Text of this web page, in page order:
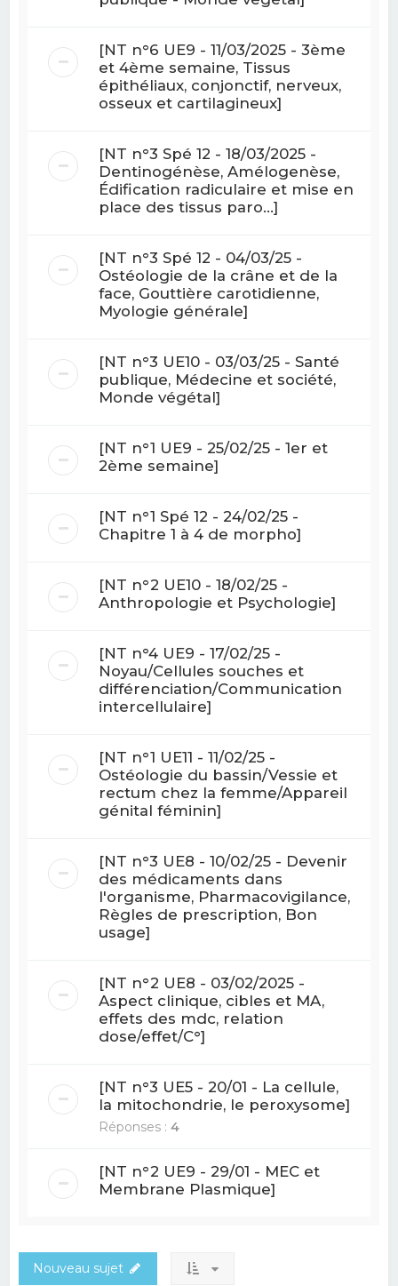
[NT n°6 UE9 - 11/03/2025 - 3ème
et 4ème semaine, Tissus
épithéliaux, conjonctif, nerveux,
osseux et cartilagineux]
[NT n°3 Spé 12 - 18/03/2025 -
Dentinogénèse, Amélogenèse,
Édification radiculaire et mise en
place des tissus paro...]
[NT n°3 Spé 12 - 04/03/25 -
Ostéologie de la crâne et de la
face, Gouttière carotidienne,
Myologie générale]
[NT n°3 UE10 - 03/03/25 - Santé
publique, Médecine et société,
Monde végétal]
[NT n°1 UE9 - 25/02/25 - 1er et
2ème semaine]
[NT n°1 Spé 12 - 24/02/25 -
Chapitre 1 à 4 de morpho]
[NT n°2 UE10 - 18/02/25 -
Anthropologie et Psychologie]
[NT n°4 UE9 - 17/02/25 -
Noyau/Cellules souches et
différenciation/Communication
intercellulaire]
[NT n°1 UE11 - 11/02/25 -
Ostéologie du bassin/Vessie et
rectum chez la femme/Appareil
génital féminin]
[NT n°3 UE8 - 10/02/25 - Devenir
des médicaments dans
l'organisme, Pharmacovigilance,
Règles de prescription, Bon
usage]
[NT n°2 UE8 - 03/02/2025 -
Aspect clinique, cibles et MA,
effets des mdc, relation
dose/effet/C°]
[NT n°3 UE5 - 20/01 - La cellule,
la mitochondrie, le peroxysome]
Réponses :4
[NT n°2 UE9 - 29/01 - MEC et
Membrane Plasmique]
Nouveau sujet